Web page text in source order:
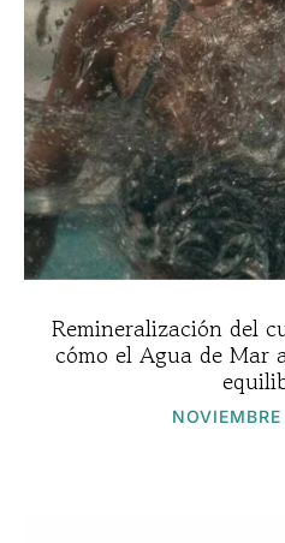
Remineralización del
cómo el Agua de Mar